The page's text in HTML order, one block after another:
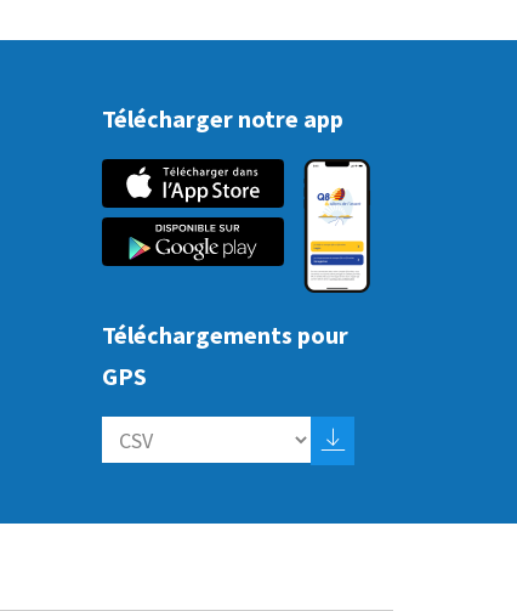
Télécharger notre app
Téléchargements pour
GPS